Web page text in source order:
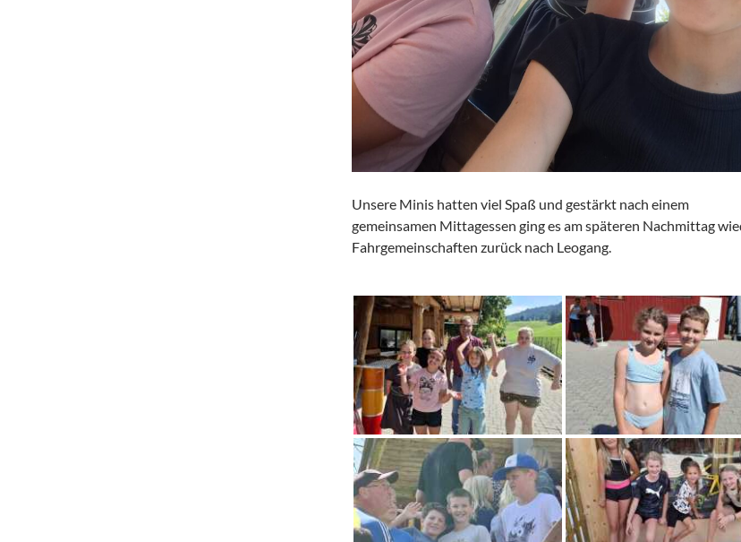
Unsere Minis hatten viel Spaß und gestärkt nach einem
gemeinsamen Mittagessen ging es am späteren Nachmittag
Fahrgemeinschaften zurück nach Leogang.